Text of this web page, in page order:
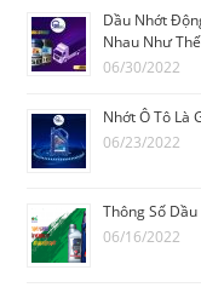
Dầu Nhớt
Nhau Như
06/30/2022
Nhớt Ô Tô Là
06/23/2022
Thông Số
06/16/2022